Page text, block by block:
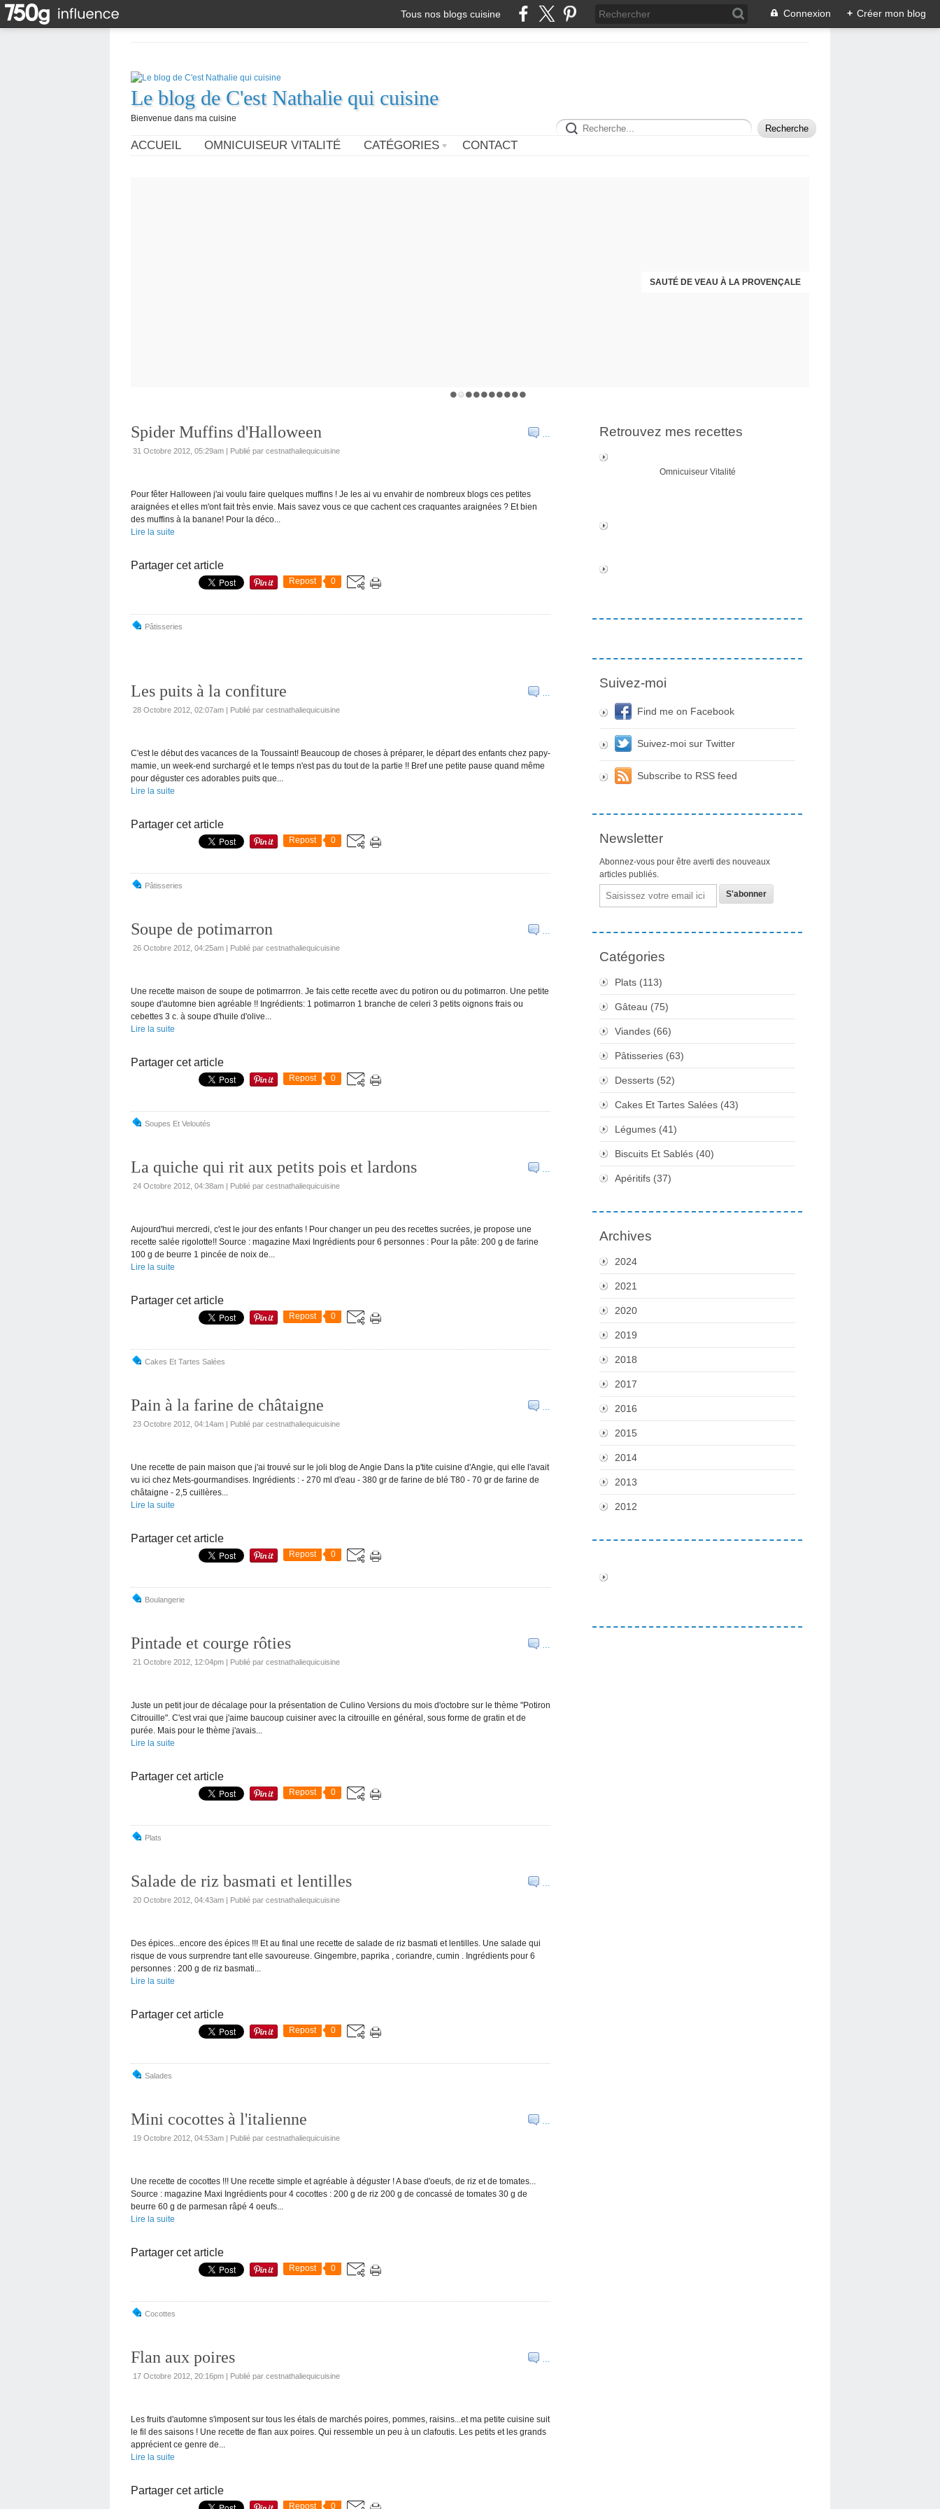
Tous nos blogs cuisine Connexion + Créer mon blog
Le blog de C'est Nathalie qui cuisine
Bienvenue dans ma cuisine
ACCUEIL OMNICUISEUR VITALITÉ CATÉGORIES CONTACT
SAUTÉ DE VEAU À LA PROVENÇALE
…
Spider Muffins d'Halloween
31 Octobre 2012, 05:29am | Publié par cestnathaliequicuisine
Pour fêter Halloween j'ai voulu faire quelques muffins ! Je les ai vu envahir de nombreux blogs ces petites
araignées et elles m'ont fait très envie. Mais savez vous ce que cachent ces craquantes araignées ? Et bien
des muffins à la banane! Pour la déco...
Lire la suite
Partager cet article
Repost 0
Pâtisseries
…
Les puits à la confiture
28 Octobre 2012, 02:07am | Publié par cestnathaliequicuisine
C'est le début des vacances de la Toussaint! Beaucoup de choses à préparer, le départ des enfants chez papy-
mamie, un week-end surchargé et le temps n'est pas du tout de la partie !! Bref une petite pause quand même
pour déguster ces adorables puits que...
Lire la suite
Partager cet article
Repost 0
Pâtisseries
…
Soupe de potimarron
26 Octobre 2012, 04:25am | Publié par cestnathaliequicuisine
Une recette maison de soupe de potimarrron. Je fais cette recette avec du potiron ou du potimarron. Une petite
soupe d'automne bien agréable !! Ingrédients: 1 potimarron 1 branche de celeri 3 petits oignons frais ou
cebettes 3 c. à soupe d'huile d'olive...
Lire la suite
Partager cet article
Repost 0
Soupes Et Veloutés
…
La quiche qui rit aux petits pois et lardons
24 Octobre 2012, 04:38am | Publié par cestnathaliequicuisine
Aujourd'hui mercredi, c'est le jour des enfants ! Pour changer un peu des recettes sucrées, je propose une
recette salée rigolotte!! Source : magazine Maxi Ingrédients pour 6 personnes : Pour la pâte: 200 g de farine
100 g de beurre 1 pincée de noix de...
Lire la suite
Partager cet article
Repost 0
Cakes Et Tartes Salées
…
Pain à la farine de châtaigne
23 Octobre 2012, 04:14am | Publié par cestnathaliequicuisine
Une recette de pain maison que j'ai trouvé sur le joli blog de Angie Dans la p'tite cuisine d'Angie, qui elle l'avait
vu ici chez Mets-gourmandises. Ingrédients : - 270 ml d'eau - 380 gr de farine de blé T80 - 70 gr de farine de
châtaigne - 2,5 cuillères...
Lire la suite
Partager cet article
Repost 0
Boulangerie
…
Pintade et courge rôties
21 Octobre 2012, 12:04pm | Publié par cestnathaliequicuisine
Juste un petit jour de décalage pour la présentation de Culino Versions du mois d'octobre sur le thème "Potiron
Citrouille". C'est vrai que j'aime baucoup cuisiner avec la citrouille en général, sous forme de gratin et de
purée. Mais pour le thème j'avais...
Lire la suite
Partager cet article
Repost 0
Plats
…
Salade de riz basmati et lentilles
20 Octobre 2012, 04:43am | Publié par cestnathaliequicuisine
Des épices...encore des épices !!! Et au final une recette de salade de riz basmati et lentilles. Une salade qui
risque de vous surprendre tant elle savoureuse. Gingembre, paprika , coriandre, cumin . Ingrédients pour 6
personnes : 200 g de riz basmati...
Lire la suite
Partager cet article
Repost 0
Salades
…
Mini cocottes à l'italienne
19 Octobre 2012, 04:53am | Publié par cestnathaliequicuisine
Une recette de cocottes !!! Une recette simple et agréable à déguster ! A base d'oeufs, de riz et de tomates...
Source : magazine Maxi Ingrédients pour 4 cocottes : 200 g de riz 200 g de concassé de tomates 30 g de
beurre 60 g de parmesan râpé 4 oeufs...
Lire la suite
Partager cet article
Repost 0
Cocottes
…
Flan aux poires
17 Octobre 2012, 20:16pm | Publié par cestnathaliequicuisine
Les fruits d'automne s'imposent sur tous les étals de marchés poires, pommes, raisins...et ma petite cuisine suit
le fil des saisons ! Une recette de flan aux poires. Qui ressemble un peu à un clafoutis. Les petits et les grands
apprécient ce genre de...
Lire la suite
Partager cet article
Repost 0
Retrouvez mes recettes
Omnicuiseur Vitalité
Suivez-moi
Find me on Facebook
Suivez-moi sur Twitter
Subscribe to RSS feed
Newsletter
Abonnez-vous pour être averti des nouveaux
articles publiés.
Email
Catégories
Plats (113)
Gâteau (75)
Viandes (66)
Pâtisseries (63)
Desserts (52)
Cakes Et Tartes Salées (43)
Légumes (41)
Biscuits Et Sablés (40)
Apéritifs (37)
Archives
2024
2021
2020
2019
2018
2017
2016
2015
2014
2013
2012